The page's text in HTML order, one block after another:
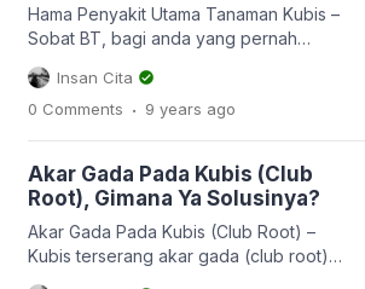
lahan kubis di kanan kiri jalan. Awalnya
sih tanaman kubis-kubisan […]
Hama Penyakit Utama Tanaman Kubis –
Sobat BT, bagi anda yang pernah
menanam kubis (cabbage) mungkin
sudah tak asing lagi dengan hama dan
penyakit utamanya. Namun tidak
belajar mengenal hama penyakit utama
(yakni selalu muncul saat penanaman)
tanaman kubis. Kubis (Brassica
oleracea) adalah […]
Insan Cita
0 Comments . 9 years ago
Akar Gada Pada Kubis (Club
Root), Gimana Ya Solusinya?
Akar Gada Pada Kubis (Club Root) –
Kubis terserang akar gada (club root),
gimana ya solusinya? Sobat BT,